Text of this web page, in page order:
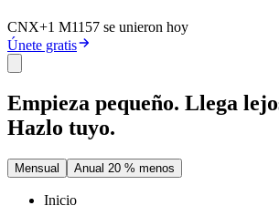
CNX+1 M1157 se unieron hoy
Únete gratis
Empieza pequeño. Llega
Hazlo tuyo.
Mensual Anual 20 % menos
Inicio